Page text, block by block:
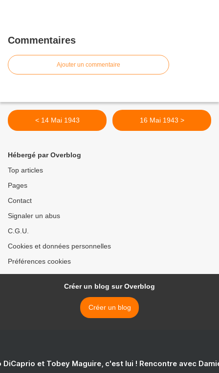
Commentaires
Ajouter un commentaire
< 14 Mai 1943 16 Mai 1943 >
Hébergé par Overblog
Top articles
Pages
Contact
Signaler un abus
C.G.U.
Cookies et données personnelles
Préférences cookies
Créer un blog sur Overblog
Créer un blog
DiCaprio et Tobey Maguire, c'est lui ! Rencontre avec